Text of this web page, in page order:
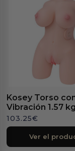
Kosey Torso
Vibración 1.57 kg
103.25€
Ver el